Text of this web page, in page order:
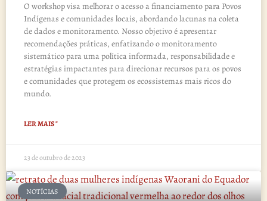
O workshop visa melhorar o acesso a financiamento para Povos
Indígenas e comunidades locais, abordando lacunas na coleta
de dados e monitoramento. Nosso objetivo é apresentar
recomendações práticas, enfatizando o monitoramento
sistemático para uma política informada, responsabilidade e
estratégias impactantes para direcionar recursos para os povos
e comunidades que protegem os ecossistemas mais ricos do
mundo.
LER MAIS "
23 de outubro de 2023
NOTÍCIAS